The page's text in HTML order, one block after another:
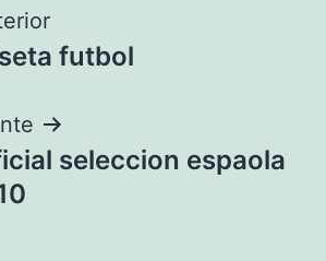
futbol
seleccion espaola